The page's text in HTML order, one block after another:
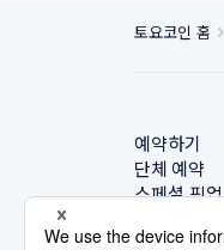
토요코인 홈
예약하기
단체 예약
스페셜 픽업